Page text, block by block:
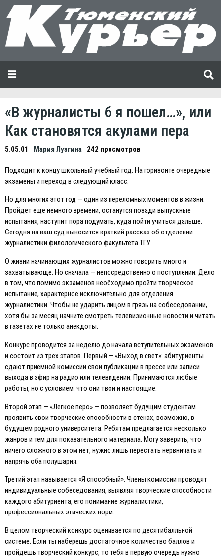
«В журналисты б я пошел…», или
Как становятся акулами пера
5.05.01 Мария Лузгина 242 просмотров
Подходит к концу школьный учебный год. На горизонте очередные
экзамены и переход в следующий класс.
Но для многих этот год — один из переломных моментов в жизни.
Пройдет еще немного времени, останутся позади выпускные
испытания, наступит пора подумать, куда пойти учиться дальше.
Сегодня на ваш суд выносится краткий рассказ об отделении
журналистики филологического факультета ТГУ.
О жизни начинающих журналистов можно говорить много и
захватывающе. Но сначала — непосредственно о поступлении. Дело
в том, что помимо экзаменов необходимо пройти творческое
испытание, характерное исключительно для отделения
журналистики. Чтобы не ударить лицом в грязь на собеседовании,
хотя бы за месяц начните смотреть телевизионные новости и читать
в газетах не только анекдоты.
Конкурс проводится за неделю до начала вступительных экзаменов
и состоит из трех этапов. Первый — «Выход в свет»: абитуриенты
сдают приемной комиссии свои публикации в прессе или записи
выхода в эфир на радио или телевидении. Принимаются любые
работы, но с условием, что они твои и настоящие.
Второй этап — «Легкое перо» — позволяет будущим студентам
проявить свои творческие способности в стенах, возможно, в
будущем родного университета. Ребятам предлагается несколько
жанров и тем для показательного материала. Могу заверить, что
ничего сложного в этом нет, нужно лишь перестать нервничать и
напрячь оба полушария.
Третий этап называется «Я способный». Члены комиссии проводят
индивидуальные собеседования, выявляя творческие способности
каждого абитуриента, его понимание журналистики,
профессиональных этических норм.
В целом творческий конкурс оценивается по десятибалльной
системе. Eсли ты наберешь достаточное количество баллов и
пройдешь творческий конкурс, то тебя в первую очередь нужно